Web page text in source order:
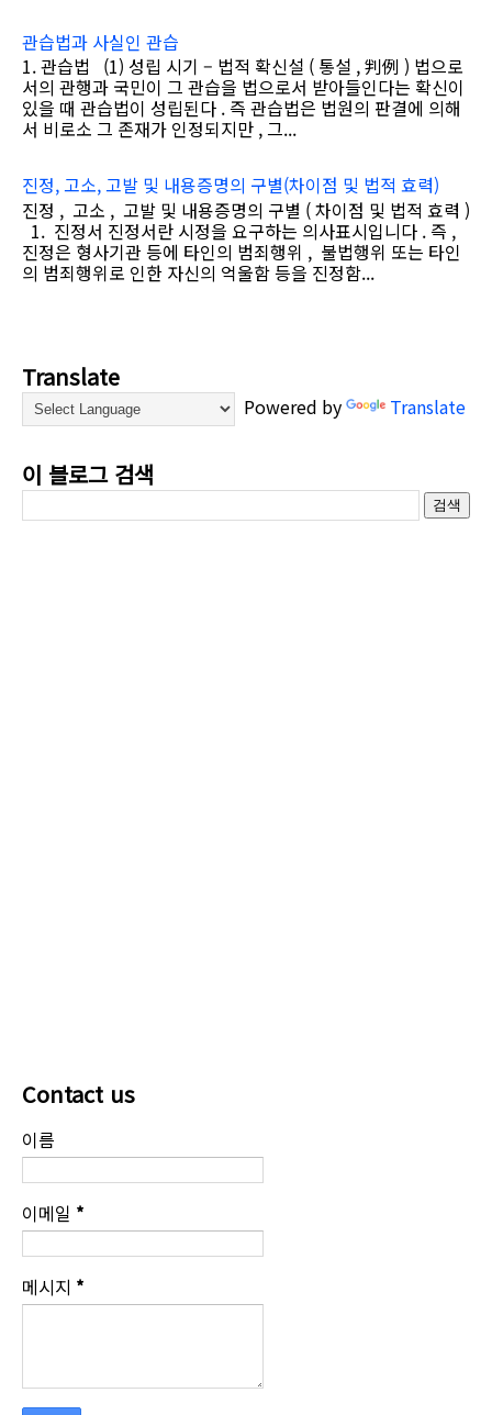
관습법과 사실인 관습
1. 관습법 (1) 성립 시기 – 법적 확신설 ( 통설 , 判例 ) 법으로
서의 관행과 국민이 그 관습을 법으로서 받아들인다는 확신이
있을 때 관습법이 성립된다 . 즉 관습법은 법원의 판결에 의해
서 비로소 그 존재가 인정되지만 , 그...
진정, 고소, 고발 및 내용증명의 구별(차이점 및 법적 효력)
진정 , 고소 , 고발 및 내용증명의 구별 ( 차이점 및 법적 효력 )
1. 진정서 진정서란 시정을 요구하는 의사표시입니다 . 즉 ,
진정은 형사기관 등에 타인의 범죄행위 , 불법행위 또는 타인
의 범죄행위로 인한 자신의 억울함 등을 진정함...
Translate
Powered by Translate
이 블로그 검색
Contact us
이름
이메일 *
메시지 *